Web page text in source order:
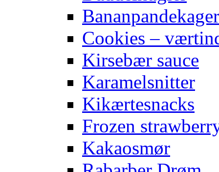
Bananpandekager
Cookies –
Kirsebær sauce
Karamelsnitter
Kikærtesnacks
Frozen
Kakaosmør